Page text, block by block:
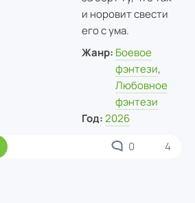
и норовит свести
его с ума.
Жанр: Боевое
фэнтези,
Любовное
фэнтези
Год: 2026
0 4